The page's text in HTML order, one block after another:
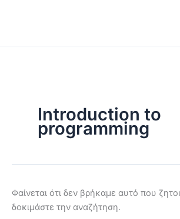
Introduction to
programming
Φαίνεται ότι δεν βρήκαμε αυτό που
δοκιμάστε την αναζήτηση.